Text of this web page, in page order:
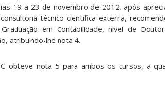
19 a 23 de novembro de 2012, após
técnico-científica externa,
em Contabilidade, nível de
atribuindo-lhe nota 4.
obteve nota 5 para ambos os cursos, a